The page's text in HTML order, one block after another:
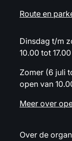
Route en
Dinsdag t/m
10.00 tot
Zomer (6 juli
open van
Meer over
Over de